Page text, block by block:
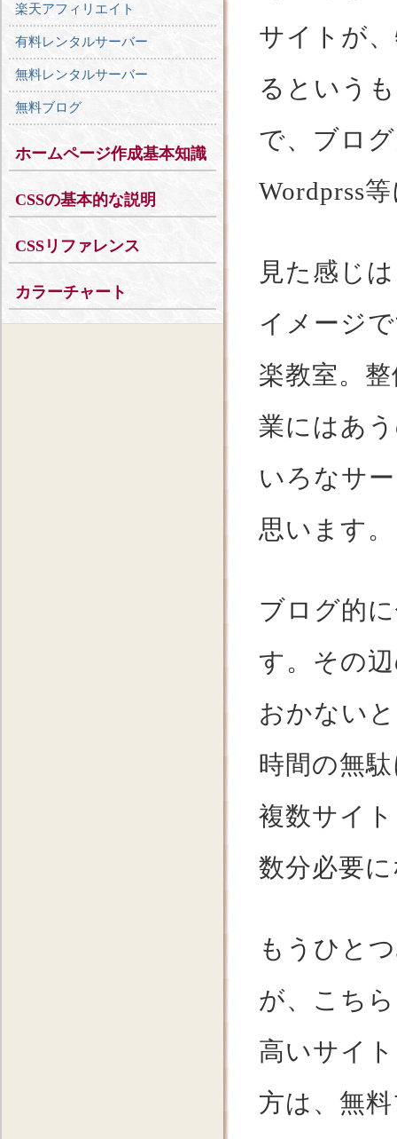
サイトが
るという
で、ブロ
Wordprss
見た感じ
イメージ
楽教室。
業にはあ
いろなサ
思います。
ブログ的
す。その
おかない
時間の無
複数サイ
数分必要
もうひと
が、こち
高いサイ
方は、無
楽天アフィリエイト
有料レンタルサーバー
無料レンタルサーバー
無料ブログ
ホームページ作成基本知識
CSSの基本的な説明
CSSリファレンス
カラーチャート